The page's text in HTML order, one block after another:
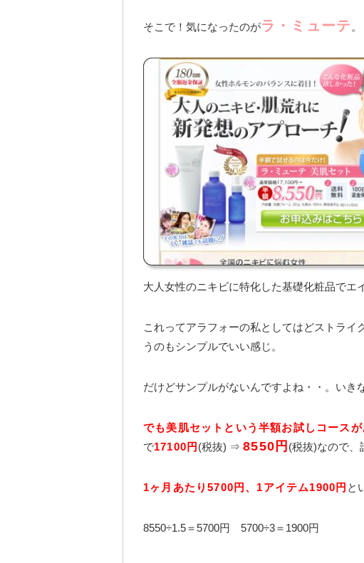
そこで！気になったのがラ・ミューテ。
大人女性のニキビに特化した基礎化粧品でエ
これってアラフォーの私としてはどストラ
うのもシンプルでいい感じ。
だけどサンプルがないんですよね・・。いき
でも美肌セットという半額お試しコースが
で17100円 (税抜) ⇒8550円 (税抜)なので、
1ヶ月あたり5700円、1アイテム1900円 と
8550÷1.5＝5700円 5700÷3＝1900円